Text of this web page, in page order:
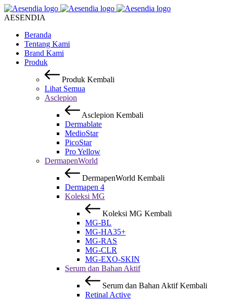
AESENDIA
Beranda
Tentang Kami
Brand Kami
Produk
Produk Kembali
Lihat Semua
Asclepion
Asclepion Kembali
Dermablate
MedioStar
PicoStar
Pro Yellow
DermapenWorld
DermapenWorld Kembali
Dermapen 4
Koleksi MG
Koleksi MG Kembali
MG-BL
MG-HA35+
MG-RAS
MG-CLR
MG-EXO-SKIN
Serum dan Bahan Aktif
Serum dan Bahan Aktif Kembali
Retinal Active